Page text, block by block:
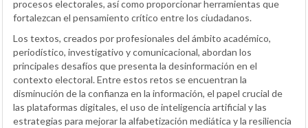
procesos electorales, así como proporcionar herramientas que
fortalezcan el pensamiento crítico entre los ciudadanos.
Los textos, creados por profesionales del ámbito académico,
periodístico, investigativo y comunicacional, abordan los
principales desafíos que presenta la desinformación en el
contexto electoral. Entre estos retos se encuentran la
disminución de la confianza en la información, el papel crucial de
las plataformas digitales, el uso de inteligencia artificial y las
estrategias para mejorar la alfabetización mediática y la resiliencia